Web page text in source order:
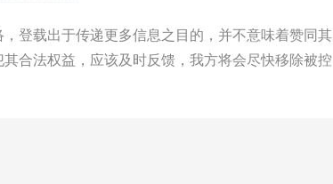
载出于传递更多信息之目的，并不意味着赞同其
合法权益，应该及时反馈，我方将会尽快移除被控